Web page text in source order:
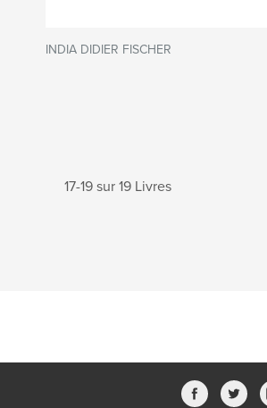
INDIA DIDIER FISCHER
17-19 sur 19 Livres